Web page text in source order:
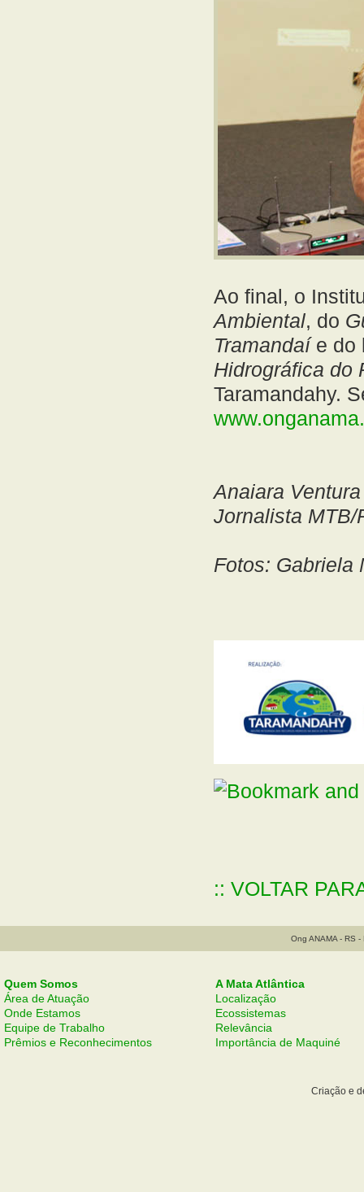
Ao final, o
Ambiental, do
Tramandaíe do
Hidrográfica do
Taramandahy.
Anaiara
Jornalista MTB/
Fotos: Gabriela
:: VOLTAR
Ong ANAMA - RS
Quem Somos
Área de Atuação
Onde Estamos
Equipe de Trabalho
Prêmios e Reconhecimentos
A Mata Atlântica
Localização
Ecossistemas
Relevância
Importância de Maquiné
Criação e